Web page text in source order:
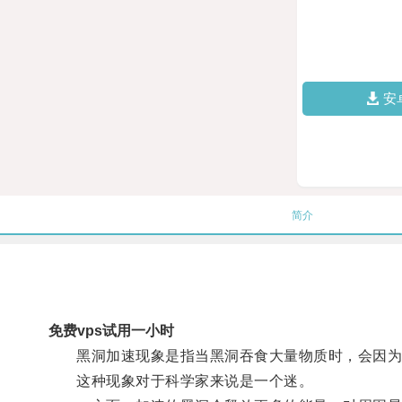
安
简介
免费vps试用一小时
黑洞加速现象是指当黑洞吞食大量物质时，会因为
这种现象对于科学家来说是一个迷。